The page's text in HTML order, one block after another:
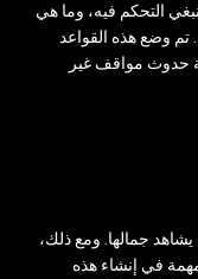
التحكم فيه، وما هي
تم وضع هذه القواعد
حدوث مواقف غير
جمالها. ومع ذلك،
في إنشاء هذه